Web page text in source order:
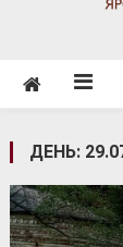
ДЕНЬ: